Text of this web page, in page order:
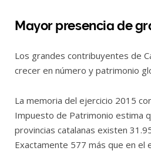
Mayor presencia de
Los grandes contribuyentes de
crecer en número y patrimonio
La memoria del ejercicio 2015
Impuesto de Patrimonio estima
provincias catalanas existen
Exactamente 577 más que en el